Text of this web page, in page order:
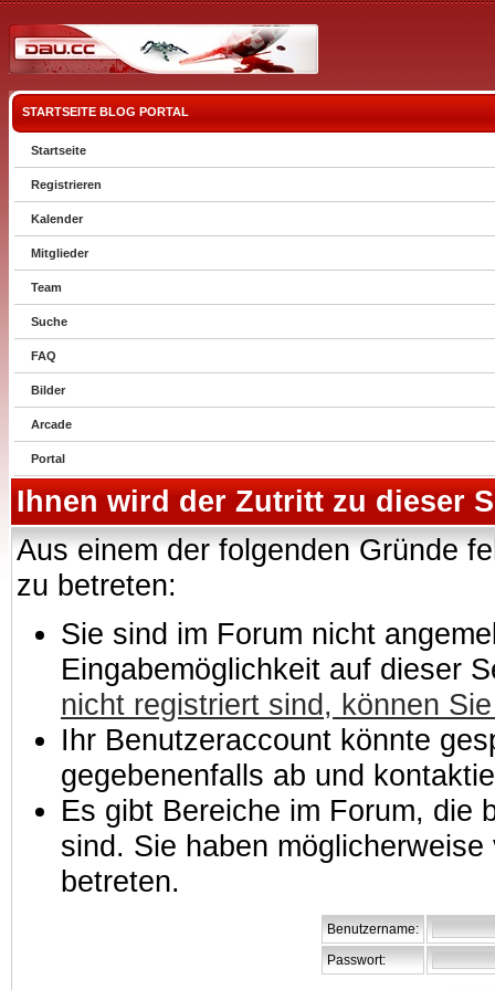
STARTSEITE BLOG PORTAL
Startseite
Registrieren
Kalender
Mitglieder
Team
Suche
FAQ
Bilder
Arcade
Portal
Ihnen wird der Zutritt zu dieser
Aus einem der folgenden Gründe
zu betreten:
Sie sind im Forum nicht
Eingabemöglichkeit auf dieser
nicht registriert sind, können
Ihr Benutzeraccount könnte
gegebenenfalls ab und
Es gibt Bereiche im Forum, die
sind. Sie haben
betreten.
Benutzername:
Passwort: